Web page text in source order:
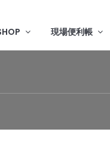
現場便利帳